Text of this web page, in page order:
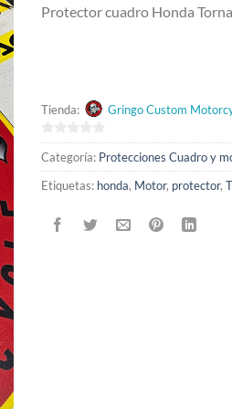
original
Protector cuadro Honda
Tienda: Gringo Custom
0
de
5
Categoría: Protecciones Cuadro y
Etiquetas: honda, Motor, protector,